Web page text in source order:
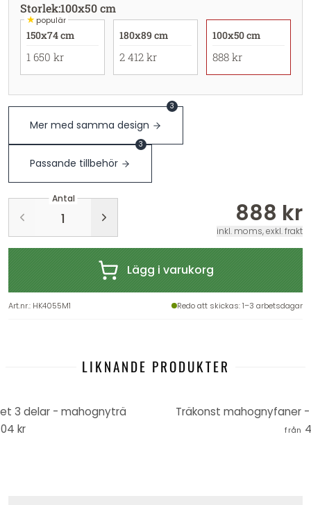
Storlek:100x50 cm
★populär
150x74 cm
1 650 kr
180x89 cm
2 412 kr
100x50 cm
888 kr
Mer med samma design
3
Passande tillbehör
3
Antal
888 kr
inkl. moms, exkl. frakt
Lägg i varukorg
Art.nr.: HK4055M1 Redo att skickas: 1–3 arbetsdagar
LIKNANDE PRODUKTER
3 delar - mahognyträ
kr
Träkonst mahognyfaner
från